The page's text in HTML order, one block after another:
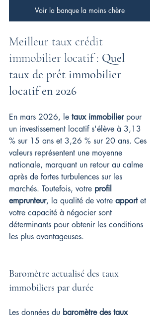
Voir la banque la moins chère
Meilleur taux crédit
immobilier locatif : Quel
taux de prêt immobilier
locatif en 2026
En mars 2026, le taux immobilier pour
un investissement locatif s'élève à 3,13
% sur 15 ans et 3,26 % sur 20 ans. Ces
valeurs représentent une moyenne
nationale, marquant un retour au calme
après de fortes turbulences sur les
marchés. Toutefois, votre profil
emprunteur, la qualité de votre apport et
votre capacité à négocier sont
déterminants pour obtenir les conditions
les plus avantageuses.
Baromètre actualisé des taux
immobiliers par durée
Les données du baromètre des taux